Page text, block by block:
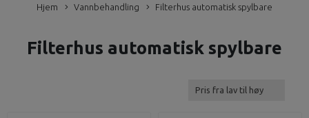
Hjem Vannbehandling Filterhus automatisk spylbare
Filterhus automatisk spylbare